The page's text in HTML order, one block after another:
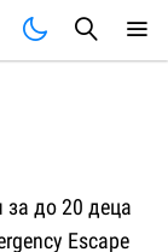
за до 20 деца
Escape